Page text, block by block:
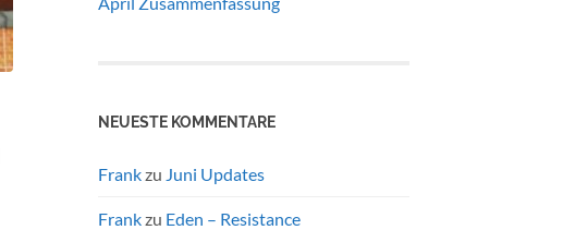
NEUESTE KOMMENTARE
Frankzu Juni Updates
Frankzu Eden – Resistance